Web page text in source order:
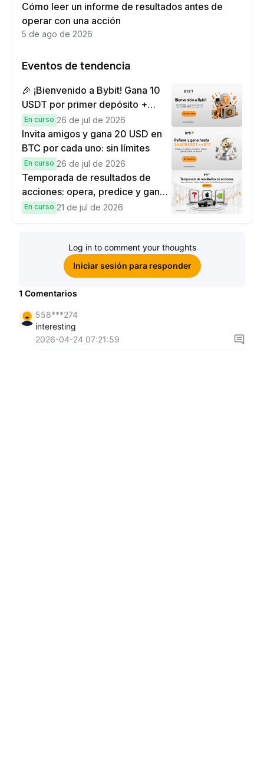
Cómo leer un informe de resultados antes de
operar con una acción
5 de ago de 2026
Eventos de tendencia
🎉 ¡Bienvenido a Bybit! Gana 10
USDT por primer depósito +
hasta 9,999 USDT en
recompensas
En curso 26 de jul de 2026
Invita amigos y gana 20 USD en
BTC por cada uno: sin límites
En curso 26 de jul de 2026
Temporada de resultados de
acciones: opera, predice y gana
una Cybertruck.
En curso 21 de jul de 2026
Log in to comment your thoughts
Iniciar sesión para responder
1 Comentarios
558***274
interesting
2026-04-24 07:21:59